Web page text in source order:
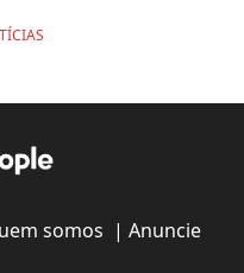
somos | Anuncie